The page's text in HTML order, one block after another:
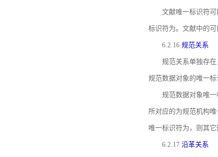
文献唯一标识符
标识符为。文献中的
6.2.16 规范关系
规范关系单独存
规范数据对象的唯一
规范数据对象唯一
所对应的为规范机构
唯一标识符为，则其
6.2.17 沿革关系